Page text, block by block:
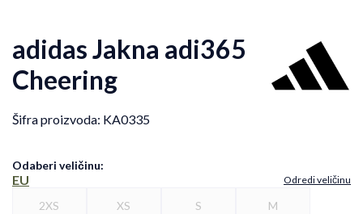
adidas Jakna adi365
Cheering
Šifra proizvoda: KA0335
Odaberi veličinu:
EU Odredi veličinu
2XS XS S M